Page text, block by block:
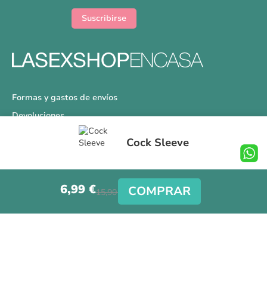
Cock Sleeve
6,99 €15,90 € COMPRAR
Suscribirse
Formas y gastos de envíos
Devoluciones
Información Tallas
Nuestra Tienda
Síguenos en nuestras redes sociales